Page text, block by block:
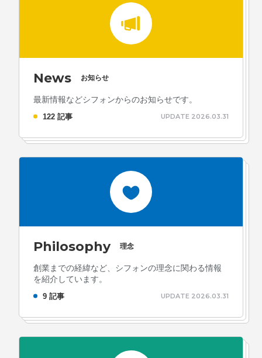
News お知らせ
最新情報などシフォンからのお知らせです。
122 記事 UPDATE 2026.03.31
Philosophy 理念
創業までの経緯など、シフォンの理念に関わる情報
を紹介しています。
9 記事 UPDATE 2026.03.31